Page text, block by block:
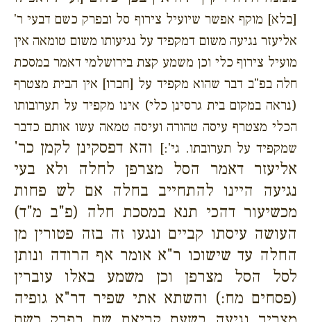
[בלא] מוקף אפשר שיועיל צירוף סל ובפרק כשם דבעי ר'
אליעזר נגיעה משום דמקפיד על נגיעותו משום טומאה אין
מועיל צירוף כלי וכן משמע קצת בירושלמי דאמר במסכת
חלה בפ"ב דבר שהוא מקפיד על [חברו] אין הבית מצטרף
(נראה במקום בית גרסינן כלי) אינו מקפיד על תערובותו
הכלי מצטרף עיסה טהורה ועיסה טמאה עשו אותם כדבר
שמקפיד על תערובתו. גי':] והא דפסקינן לקמן כר'
אליעזר דאמר הסל מצרפן לחלה ולא בעי
נגיעה היינו להתחייב בחלה אם לש פחות
מכשיעור דהכי תנא במסכת חלה (פ"ב מ"ד)
העושה עיסתו קביים ונגעו זה בזה פטורין מן
החלה עד שישוכו ר"א אומר אף הרודה ונותן
לסל הסל מצרפן וכן משמע באלו עוברין
(פסחים מח:) והשתא אתי שפיר דר"א גופיה